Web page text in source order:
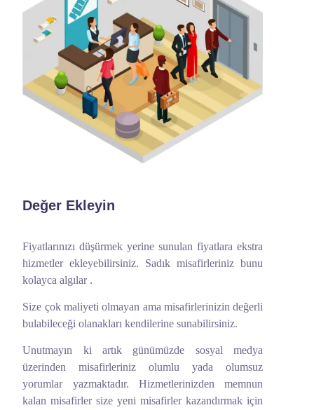
Değer Ekleyin
Fiyatlarınızı düşürmek yerine sunulan fiyatlara ekstra
hizmetler ekleyebilirsiniz. Sadık misafirleriniz bunu
kolayca algılar .
Size çok maliyeti olmayan ama misafirlerinizin değerli
bulabileceği olanakları kendilerine sunabilirsiniz.
Unutmayın ki artık günümüzde sosyal medya
üzerinden misafirleriniz olumlu yada olumsuz
yorumlar yazmaktadır. Hizmetlerinizden memnun
kalan misafirler size yeni misafirler kazandırmak için